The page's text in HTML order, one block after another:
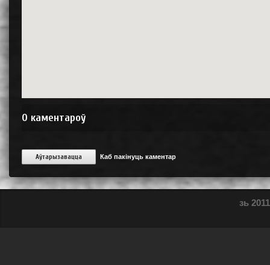
0 каментароў
Аўтарызавацца Каб пакінуць каментар
зь 2011